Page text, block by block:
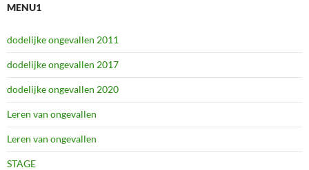
MENU1
dodelijke ongevallen 2011
dodelijke ongevallen 2017
dodelijke ongevallen 2020
Leren van ongevallen
Leren van ongevallen
STAGE